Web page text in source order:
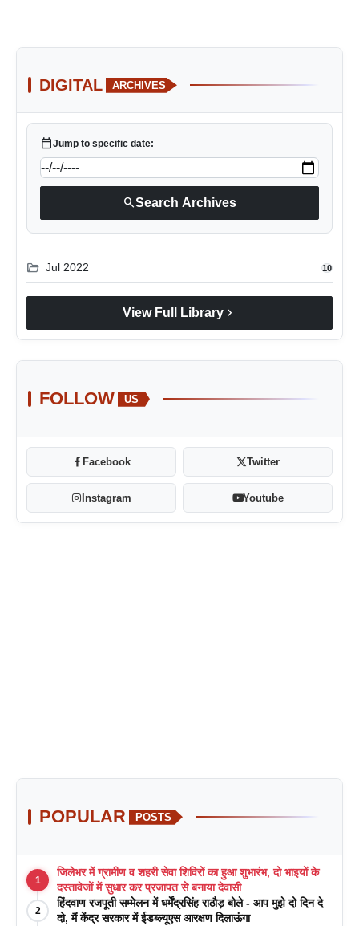
DIGITAL ARCHIVES
calendar_todayJump to specific date:
searchSearch Archives
folder_open Jul 2022 10
View Full Library chevron_right
FOLLOW US
Facebook Twitter
Instagram Youtube
POPULAR POSTS
1
जिलेभर में ग्रामीण व शहरी सेवा शिविरों का हुआ शुभारंभ, दो भाइयों के
दस्तावेजों में सुधार कर प्रजापत से बनाया देवासी
2
हिंदवाण रजपूती सम्मेलन में धर्मेंद्रसिंह राठौड़ बोले - आप मुझे दो दिन दे
दो, मैं केंद्र सरकार में ईडब्ल्यूएस आरक्षण दिलाऊंगा